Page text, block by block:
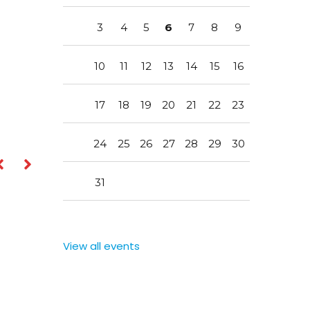
3 4 5 6 7 8 9
10 11 12 13 14 15 16
17 18 19 20 21 22 23
24 25 26 27 28 29 30
31
View all events